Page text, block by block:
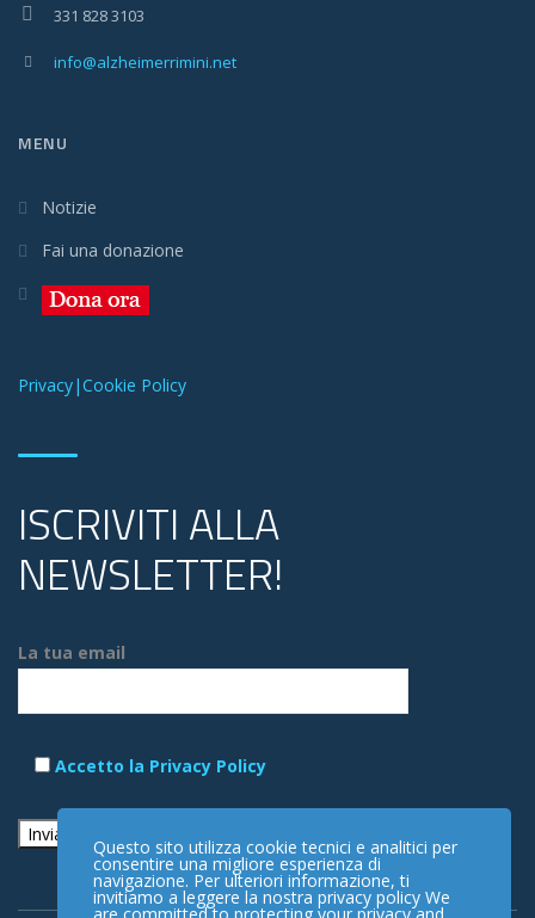
331 828 3103
info@alzheimerrimini.net
MENU
Notizie
Fai una donazione
Privacy|Cookie Policy
ISCRIVITI ALLA
NEWSLETTER!
La tua email
Accetto la Privacy Policy
Questo sito utilizza cookie tecnici e analitici per
consentire una migliore esperienza di
navigazione. Per ulteriori informazione, ti
invitiamo a leggere la nostra privacy policy We